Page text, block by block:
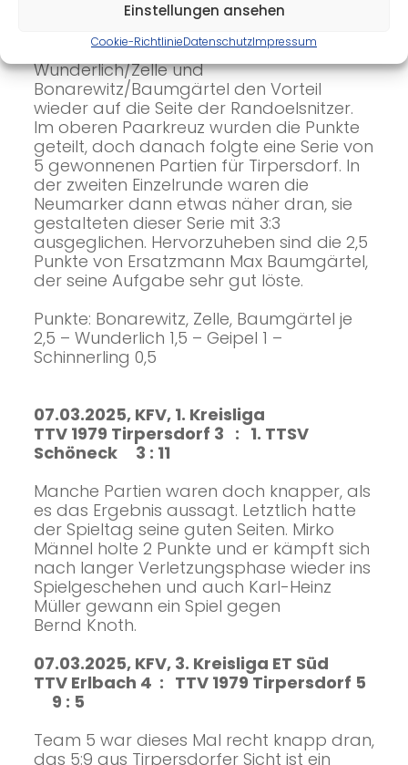
Einstellungen ansehen
Cookie-RichtlinieDatenschutzImpressum
verliefen die Doppel bereits im Sinne der
Tirpersdorfer Gäste. Unterlagen
Schinnerling/Geipel noch, so holten
Wunderlich/Zelle und
Bonarewitz/Baumgärtel den Vorteil
wieder auf die Seite der Randoelsnitzer.
Im oberen Paarkreuz wurden die Punkte
geteilt, doch danach folgte eine Serie von
5 gewonnenen Partien für Tirpersdorf. In
der zweiten Einzelrunde waren die
Neumarker dann etwas näher dran, sie
gestalteten dieser Serie mit 3:3
ausgeglichen. Hervorzuheben sind die 2,5
Punkte von Ersatzmann Max Baumgärtel,
der seine Aufgabe sehr gut löste.
Punkte: Bonarewitz, Zelle, Baumgärtel je
2,5 – Wunderlich 1,5 – Geipel 1 –
Schinnerling 0,5
07.03.2025, KFV, 1. Kreisliga
TTV 1979 Tirpersdorf 3 : 1. TTSV
Schöneck 3 : 11
Manche Partien waren doch knapper, als
es das Ergebnis aussagt. Letztlich hatte
der Spieltag seine guten Seiten. Mirko
Männel holte 2 Punkte und er kämpft sich
nach langer Verletzungsphase wieder ins
Spielgeschehen und auch Karl-Heinz
Müller gewann ein Spiel gegen
Bernd Knoth.
07.03.2025, KFV, 3. Kreisliga ET Süd
TTV Erlbach 4 : TTV 1979 Tirpersdorf 5
9 : 5
Team 5 war dieses Mal recht knapp dran,
das 5:9 aus Tirpersdorfer Sicht ist ein